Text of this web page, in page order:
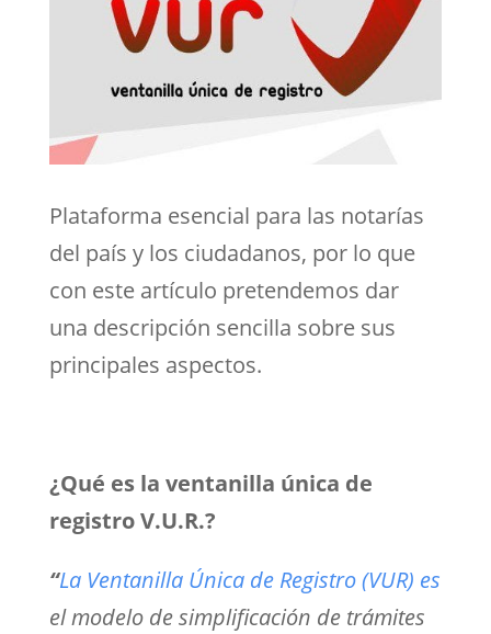
Plataforma esencial para las notarías
del país y los ciudadanos, por lo que
con este artículo pretendemos dar
una descripción sencilla sobre sus
principales aspectos.
¿Qué es la ventanilla única de
registro V.U.R.?
“La Ventanilla Única de Registro (VUR) es
el modelo de simplificación de trámites